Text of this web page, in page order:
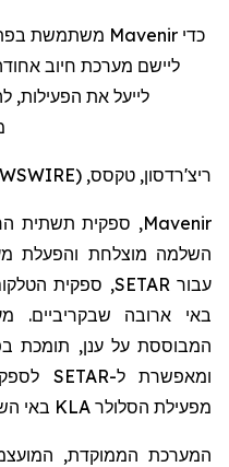
ליישם מערכת חיוב
לייעל את הפעילות,
ריצ'רדסון, טקסס, Sept. 03, 2025 (GLOBE NEWSWIRE) --
Mavenir, ספקית תשתית
השלמה מוצלחת והפעלת
עבורSETAR, ספקית
באי ארובה שבקריביים.
המבוססת על ענן, תומכת
ומאפשרת ל-SETAR
מפעילת הסלולר KLA באי
המערכת הממוקדת,